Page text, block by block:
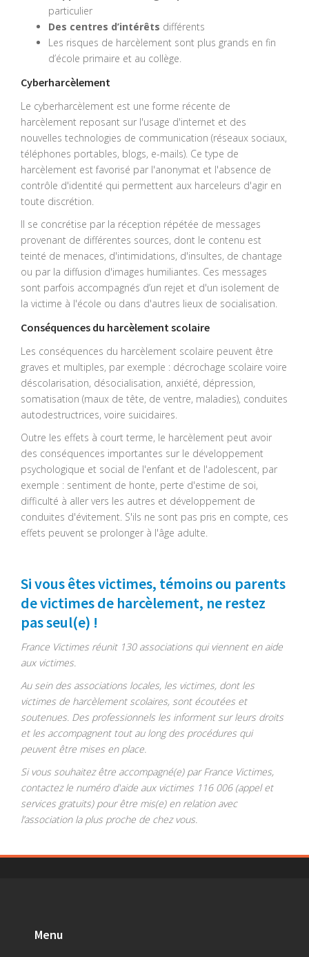
particulier
Des centres d’intérêts différents
Les risques de harcèlement sont plus grands en fin
d’école primaire et au collège.
Cyberharcèlement
Le cyberharcèlement est une forme récente de
harcèlement reposant sur l'usage d'internet et des
nouvelles technologies de communication (réseaux sociaux,
téléphones portables, blogs, e-mails). Ce type de
harcèlement est favorisé par l'anonymat et l'absence de
contrôle d'identité qui permettent aux harceleurs d'agir en
toute discrétion.
Il se concrétise par la réception répétée de messages
provenant de différentes sources, dont le contenu est
teinté de menaces, d'intimidations, d'insultes, de chantage
ou par la diffusion d'images humiliantes. Ces messages
sont parfois accompagnés d’un rejet et d'un isolement de
la victime à l'école ou dans d'autres lieux de socialisation.
Conséquences du harcèlement scolaire
Les conséquences du harcèlement scolaire peuvent être
graves et multiples, par exemple : décrochage scolaire voire
déscolarisation, désocialisation, anxiété, dépression,
somatisation (maux de tête, de ventre, maladies), conduites
autodestructrices, voire suicidaires.
Outre les effets à court terme, le harcèlement peut avoir
des conséquences importantes sur le développement
psychologique et social de l'enfant et de l'adolescent, par
exemple : sentiment de honte, perte d'estime de soi,
difficulté à aller vers les autres et développement de
conduites d'évitement. S'ils ne sont pas pris en compte, ces
effets peuvent se prolonger à l'âge adulte.
Si vous êtes victimes, témoins ou parents
de victimes de harcèlement, ne restez
pas seul(e) !
France Victimes réunit 130 associations qui viennent en aide
aux victimes.
Au sein des associations locales, les victimes, dont les
victimes de harcèlement scolaires, sont écoutées et
soutenues. Des professionnels les informent sur leurs droits
et les accompagnent tout au long des procédures qui
peuvent être mises en place.
Si vous souhaitez être accompagné(e) par France Victimes,
contactez le numéro d'aide aux victimes 116 006 (appel et
services gratuits) pour être mis(e) en relation avec
l’association la plus proche de chez vous.
Menu